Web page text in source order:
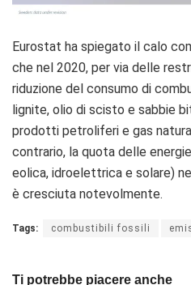
Eurostat ha spiegato il calo
che nel 2020, per via delle
riduzione del consumo di
lignite, olio di scisto e sabbie
prodotti petroliferi e gas
contrario, la quota delle
eolica, idroelettrica e solare)
è cresciuta notevolmente.
Tags: combustibili fossili
Ti potrebbe piacere anche